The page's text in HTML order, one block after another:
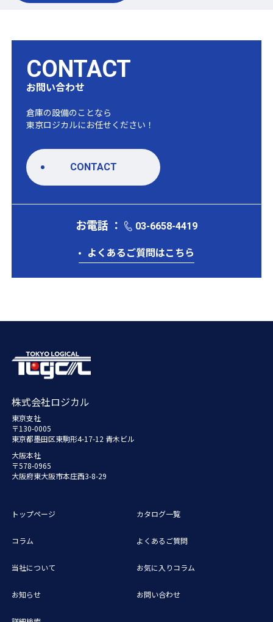
CONTACT
お問い合わせ
倉庫の設備のことなら
東京ロジカルにお任せください！
CONTACT
お電話 ： 03-6658-4419
よくあるご質問はこちら
株式会社ロジカル
東京支社
〒130-0005
東京都墨田区東駒形4-17-12 青木ビル
大阪本社
〒578-0965
大阪府東大阪市本庄西3-8-29
トップページ
コラム
当社について
お知らせ
カタログ一覧
よくあるご質問
お気に入りコラム
お問い合わせ